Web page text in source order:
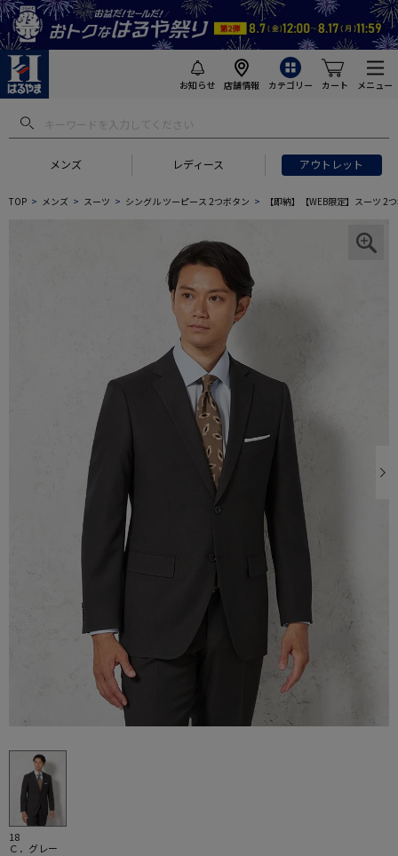
お知らせ 店舗情報 カテゴリー カート メニュー
メンズ レディース アウトレット
TOP メンズ スーツ シングル ツーピース 2つボタン 【即納】【WEB限定】スーツ 2
18
Ｃ．グレー